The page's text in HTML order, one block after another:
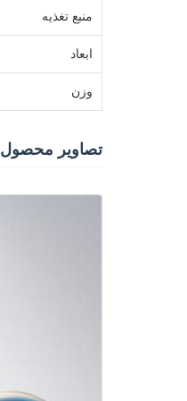
منبع تغذیه
ابعاد
وزن
تصاویر محصول